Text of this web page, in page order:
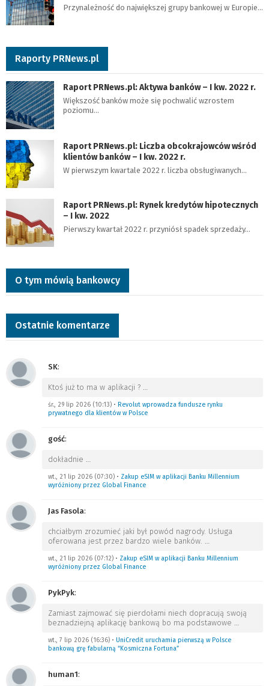
Przynależność do największej grupy bankowej w Europie…
Raporty PRNews.pl
Raport PRNews.pl: Aktywa banków – I kw. 2022 r.
Większość banków może się pochwalić wzrostem
poziomu…
Raport PRNews.pl: Liczba obcokrajowców wśród
klientów banków – I kw. 2022 r.
W pierwszym kwartale 2022 r. liczba obsługiwanych…
Raport PRNews.pl: Rynek kredytów hipotecznych
– I kw. 2022
Pierwszy kwartał 2022 r. przyniósł spadek sprzedaży…
O tym mówią bankowcy
Ostatnie komentarze
SK:
Ktoś już to ma w aplikacji ? …
śr., 29 lip 2026 (10:13) • Revolut wprowadza fundusze rynku
prywatnego dla klientów w Polsce
gość:
dokładnie …
wt., 21 lip 2026 (07:30) • Zakup eSIM w aplikacji Banku Millennium
wyróżniony przez Global Finance
Jas Fasola:
chciałbym zrozumieć jaki był powód nagrody. Usługa
oferowana jest przez bardzo wiele banków. …
wt., 21 lip 2026 (07:12) • Zakup eSIM w aplikacji Banku Millennium
wyróżniony przez Global Finance
PykPyk:
Zamiast zajmować się pierdołami niech dopracują swoją
beznadziejną aplikację bankową bo ma podstawowe …
wt., 7 lip 2026 (16:36) • UniCredit uruchamia pierwszą w Polsce
bankową grę fabularną “Kosmiczna Fortuna”
human1: